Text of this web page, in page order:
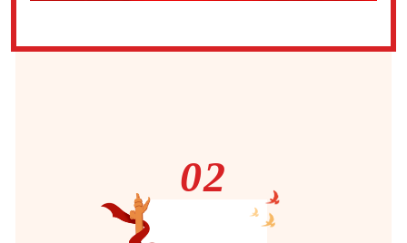
02